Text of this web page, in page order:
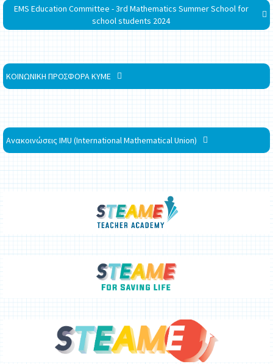
EMS Education Committee - 3rd Mathematics Summer School for
school students 2024
ΚΟΙΝΩΝΙΚΗ ΠΡΟΣΦΟΡΑ ΚΥΜΕ
Ανακοινώσεις IMU (International Mathematical Union)